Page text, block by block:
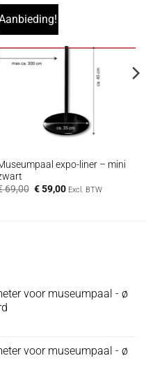
expo-liner – mini
69,00 Oorspronkelijke
€59,00Huidige
Excl. BTW
voor museumpaal - ø
voor museumpaal - ø